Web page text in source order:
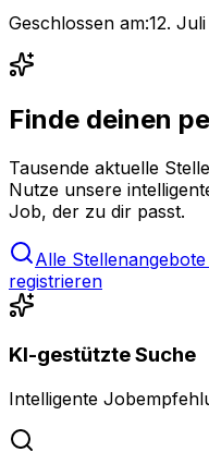
Geschlossen am:12.
Finde deinen
Tausende aktuelle
Nutze unsere
Job, der zu dir passt.
Alle
registrieren
KI-gestützte Suche
Intelligente